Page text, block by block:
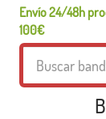
Envío 24/48h
100€